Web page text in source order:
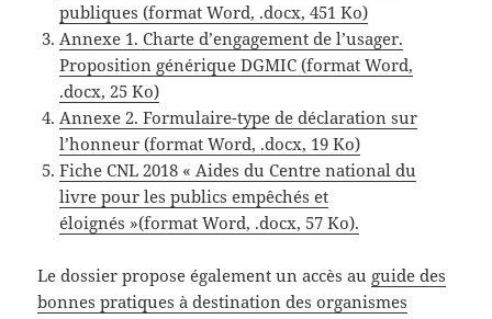
publiques (format Word, .docx, 451 Ko)
Annexe 1. Charte d’engagement de l’usager.
Proposition générique DGMIC (format Word,
.docx, 25 Ko)
Annexe 2. Formulaire-type de déclaration sur
l’honneur (format Word, .docx, 19 Ko)
Fiche CNL 2018 « Aides du Centre national du
livre pour les publics empêchés et
éloignés »(format Word, .docx, 57 Ko).
Le dossier propose également un accès au guide des
bonnes pratiques à destination des organismes